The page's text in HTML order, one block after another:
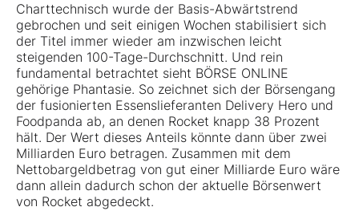
Charttechnisch wurde der Basis-Abwärtstrend
gebrochen und seit einigen Wochen stabilisiert sich
der Titel immer wieder am inzwischen leicht
steigenden 100-Tage-Durchschnitt. Und rein
fundamental betrachtet sieht BÖRSE ONLINE
gehörige Phantasie. So zeichnet sich der Börsengang
der fusionierten Essenslieferanten Delivery Hero und
Foodpanda ab, an denen Rocket knapp 38 Prozent
hält. Der Wert dieses Anteils könnte dann über zwei
Milliarden Euro betragen. Zusammen mit dem
Nettobargeldbetrag von gut einer Milliarde Euro wäre
dann allein dadurch schon der aktuelle Börsenwert
von Rocket abgedeckt.